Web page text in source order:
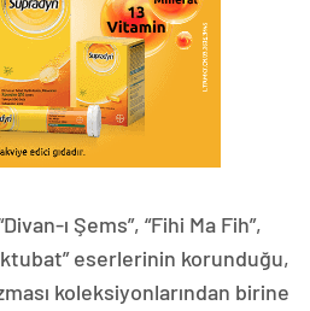
ı Şems”, “Fihi Ma Fih”,
eserlerinin korunduğu,
koleksiyonlarından birine